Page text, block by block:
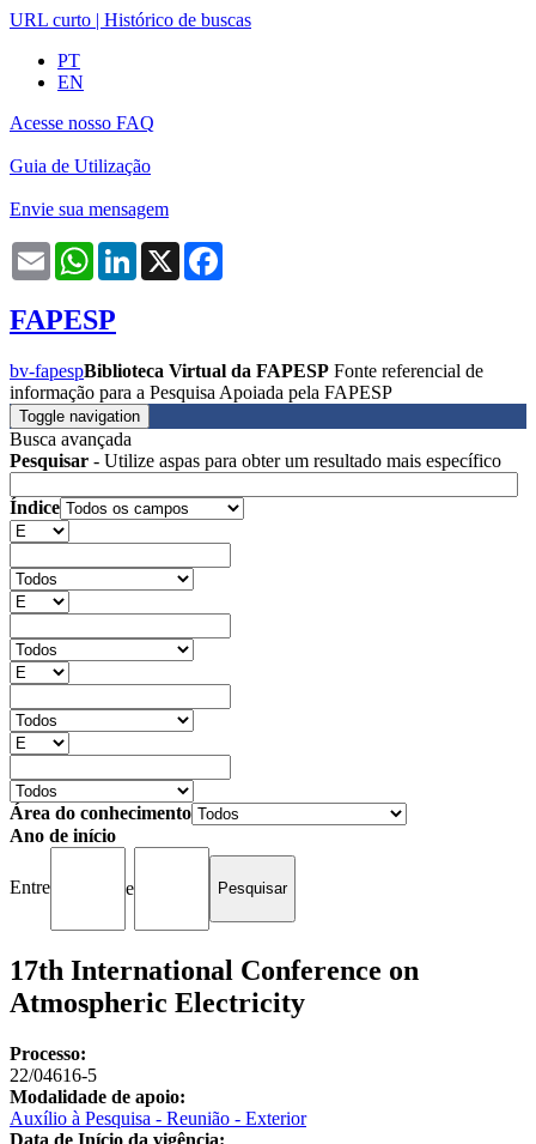
URL curto | Histórico de buscas
PT
EN
Acesse nosso FAQ
Guia de Utilização
Envie sua mensagem
Email WhatsAppLinkedIn
X
FAPESP
bv-fapespBiblioteca Virtual da FAPESP Fonte referencial de
informação para a Pesquisa Apoiada pela FAPESP
Toggle navigation
Busca avançada
Pesquisar - Utilize aspas para obter um resultado mais específico
Índice
Área do conhecimento
Ano de início
Entre e
17th International Conference on
Atmospheric Electricity
Processo:
22/04616-5
Modalidade de apoio:
Auxílio à Pesquisa - Reunião - Exterior
Data de Início da vigência: